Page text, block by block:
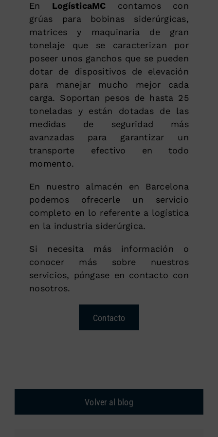
En LogísticaMC contamos con
grúas para bobinas siderúrgicas,
matrices y maquinaria de gran
tonelaje que se caracterizan por
poseer unos ganchos que se pueden
dotar de dispositivos de elevación
para manejar mucho mejor cada
carga. Soportan pesos de hasta 25
toneladas y están dotadas de las
medidas de seguridad más
avanzadas para garantizar un
transporte efectivo en todo
momento.
En nuestro almacén en Barcelona
podemos ofrecerle un servicio
completo en lo referente a logística
en la industria siderúrgica.
Si necesita más información o
conocer más sobre nuestros
servicios, póngase en contacto con
nosotros.
Contacto
Volver al blog